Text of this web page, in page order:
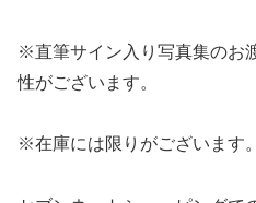
※直筆サイン入り写真集のお
性がございます。
※在庫には限りがございます